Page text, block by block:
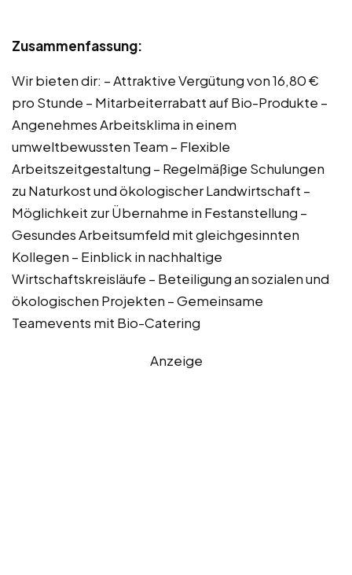
Zusammenfassung:
Wir bieten dir: – Attraktive Vergütung von 16,80 €
pro Stunde – Mitarbeiterrabatt auf Bio-Produkte –
Angenehmes Arbeitsklima in einem
umweltbewussten Team – Flexible
Arbeitszeitgestaltung – Regelmäßige Schulungen
zu Naturkost und ökologischer Landwirtschaft –
Möglichkeit zur Übernahme in Festanstellung –
Gesundes Arbeitsumfeld mit gleichgesinnten
Kollegen – Einblick in nachhaltige
Wirtschaftskreisläufe – Beteiligung an sozialen und
ökologischen Projekten – Gemeinsame
Teamevents mit Bio-Catering
Anzeige